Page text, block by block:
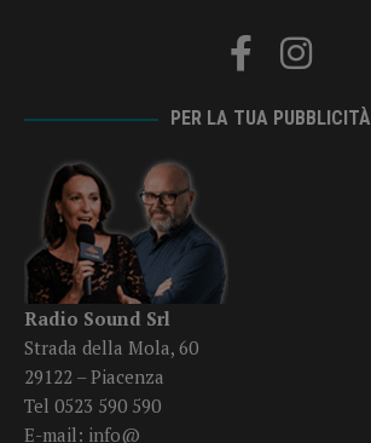
PER LA TUA PUBBLICITÀ
Radio Sound Srl
Strada della Mola, 60
29122 – Piacenza
Tel 0523 590 590
E-mail: info@